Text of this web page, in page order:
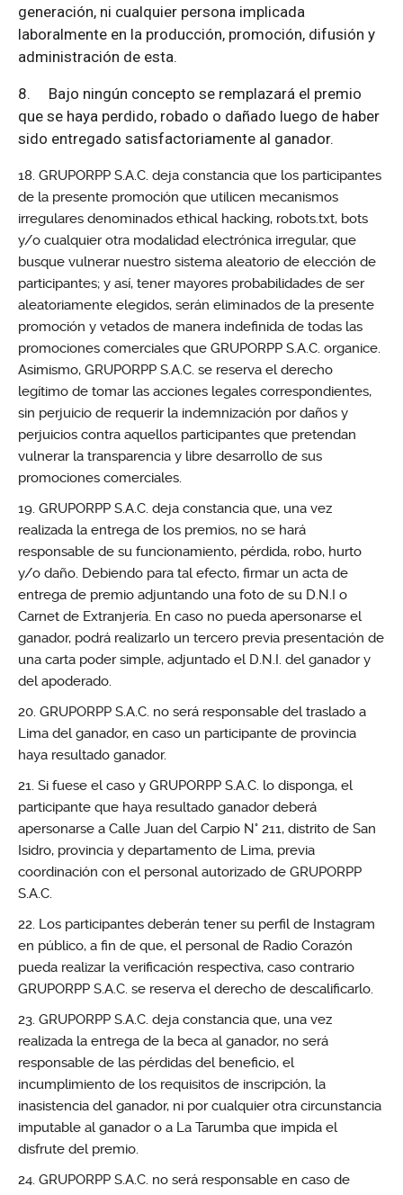
generación, ni cualquier persona implicada
laboralmente en la producción, promoción, difusión y
administración de esta.
8. Bajo ningún concepto se remplazará el premio
que se haya perdido, robado o dañado luego de haber
sido entregado satisfactoriamente al ganador.
GRUPORPP S.A.C. deja constancia que los participantes
de la presente promoción que utilicen mecanismos
irregulares denominados ethical hacking, robots.txt, bots
y/o cualquier otra modalidad electrónica irregular, que
busque vulnerar nuestro sistema aleatorio de elección de
participantes; y así, tener mayores probabilidades de ser
aleatoriamente elegidos, serán eliminados de la presente
promoción y vetados de manera indefinida de todas las
promociones comerciales que GRUPORPP S.A.C. organice.
Asimismo, GRUPORPP S.A.C. se reserva el derecho
legítimo de tomar las acciones legales correspondientes,
sin perjuicio de requerir la indemnización por daños y
perjuicios contra aquellos participantes que pretendan
vulnerar la transparencia y libre desarrollo de sus
promociones comerciales.
GRUPORPP S.A.C. deja constancia que, una vez
realizada la entrega de los premios, no se hará
responsable de su funcionamiento, pérdida, robo, hurto
y/o daño. Debiendo para tal efecto, firmar un acta de
entrega de premio adjuntando una foto de su D.N.I o
Carnet de Extranjería. En caso no pueda apersonarse el
ganador, podrá realizarlo un tercero previa presentación de
una carta poder simple, adjuntado el D.N.I. del ganador y
del apoderado.
GRUPORPP S.A.C. no será responsable del traslado a
Lima del ganador, en caso un participante de provincia
haya resultado ganador.
Si fuese el caso y GRUPORPP S.A.C. lo disponga, el
participante que haya resultado ganador deberá
apersonarse a Calle Juan del Carpio N° 211, distrito de San
Isidro, provincia y departamento de Lima, previa
coordinación con el personal autorizado de GRUPORPP
S.A.C.
Los participantes deberán tener su perfil de Instagram
en público, a fin de que, el personal de Radio Corazón
pueda realizar la verificación respectiva, caso contrario
GRUPORPP S.A.C. se reserva el derecho de descalificarlo.
GRUPORPP S.A.C. deja constancia que, una vez
realizada la entrega de la beca al ganador, no será
responsable de las pérdidas del beneficio, el
incumplimiento de los requisitos de inscripción, la
inasistencia del ganador, ni por cualquier otra circunstancia
imputable al ganador o a La Tarumba que impida el
disfrute del premio.
GRUPORPP S.A.C. no será responsable en caso de